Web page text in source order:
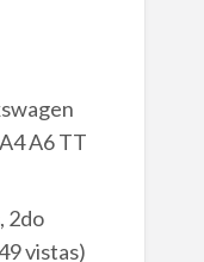
A6 TT
2do
vistas)